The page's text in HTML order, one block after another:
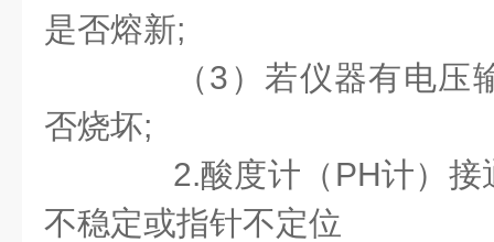
是否熔新;
（3 ）若仪器有电压
否烧坏;
2.酸度计（ PH计）接
不稳定或指针不定位